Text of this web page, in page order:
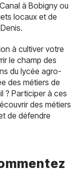
à Bobigny ou
locaux et de
à cultiver votre
le champ des
du lycée agro-
des métiers de
? Participer à ces
des métiers
de défendre